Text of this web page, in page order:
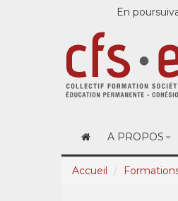
En
A PROPOS
Accueil